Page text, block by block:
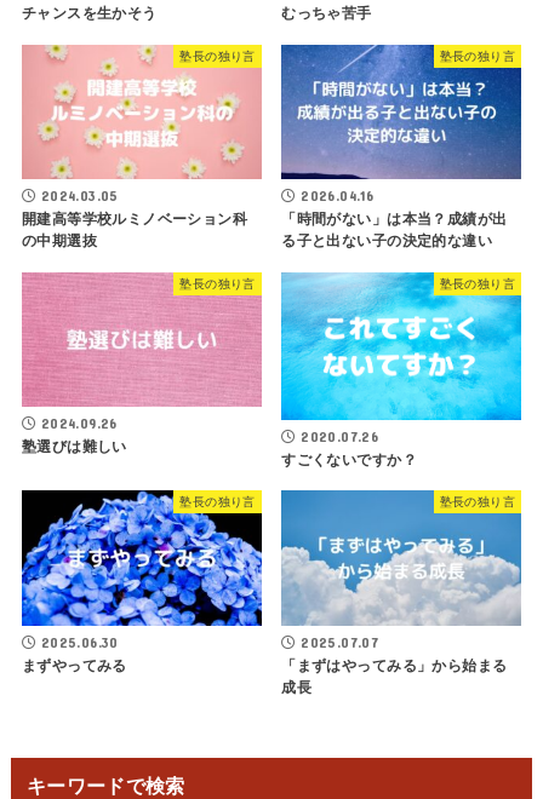
チャンスを生かそう むっちゃ苦手
塾長の独り言
2024.03.05
開建高等学校ルミノベーション科
の中期選抜
塾長の独り言
2026.04.16
「時間がない」は本当？成績が出
る子と出ない子の決定的な違い
塾長の独り言
2024.09.26
塾選びは難しい
塾長の独り言
2020.07.26
すごくないですか？
塾長の独り言
2025.06.30
まずやってみる
塾長の独り言
2025.07.07
「まずはやってみる」から始まる
成長
キーワードで検索